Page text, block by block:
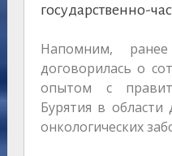
государственно-
Напомним,
договорилась о
опытом с
Бурятия в области
онкологических